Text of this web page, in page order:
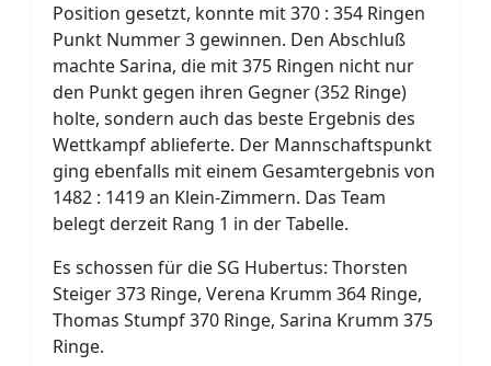
Position gesetzt, konnte mit 370 : 354 Ringen
Punkt Nummer 3 gewinnen. Den Abschluß
machte Sarina, die mit 375 Ringen nicht nur
den Punkt gegen ihren Gegner (352 Ringe)
holte, sondern auch das beste Ergebnis des
Wettkampf ablieferte. Der Mannschaftspunkt
ging ebenfalls mit einem Gesamtergebnis von
1482 : 1419 an Klein-Zimmern. Das Team
belegt derzeit Rang 1 in der Tabelle.
Es schossen für die SG Hubertus: Thorsten
Steiger 373 Ringe, Verena Krumm 364 Ringe,
Thomas Stumpf 370 Ringe, Sarina Krumm 375
Ringe.